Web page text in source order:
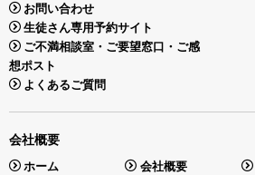
お問い合わせ
生徒さん専用予約サイト
ご不満相談室・ご要望窓口・ご感
想ポスト
よくあるご質問
会社概要
ホーム 会社概要